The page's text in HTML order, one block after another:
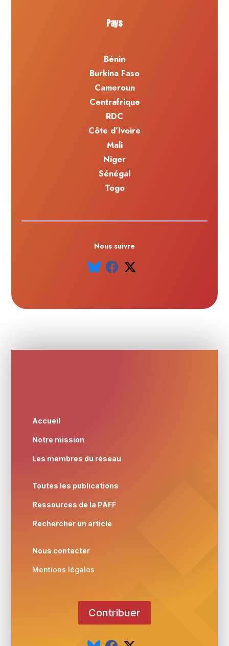
Pays
Bénin
Burkina Faso
Cameroun
Centrafrique
RDC
Côte d’Ivoire
Mali
Niger
Sénégal
Togo
Nous suivre
Accueil
Notre mission
Les membres du réseau
Toutes les publications
Ressources de la PAFF
Rechercher un article
Nous contacter
Mentions légales
Contribuer